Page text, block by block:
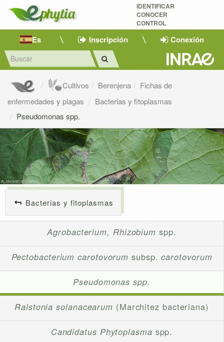
IDENTIFICAR
CONOCER
CONTROL
Es Inscripción Conexión
Cultivos Berenjena
Fichas de
enfermedades y plagas
Bacterias y fitoplasmas
Pseudomonas spp.
Bacterias y fitoplasmas
Agrobacterium, Rhizobium spp.
Pectobacterium carotovorum subsp.carotovorum
Pseudomonas spp.
Ralstonia solanacearum (Marchitez bacteriana)
Candidatus Phytoplasma spp.